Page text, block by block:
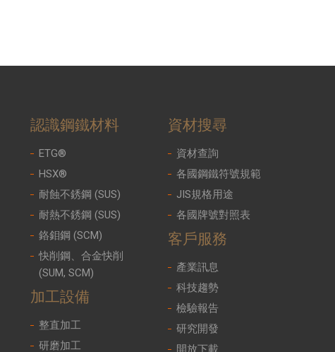
認識鋼鐵材料
ETG®
HSX®
耐蝕不銹鋼 (SUS)
耐熱不銹鋼 (SUS)
鉻鉬鋼 (SCM)
快削鋼、合金快削
(SUM, SCM)
加工設備
整直加工
研磨加工
資材搜尋
資材查詢
各國鋼鐵符號規範
JIS規格用途
各國牌號對照表
客戶服務
產業訊息
科技趨勢
檢驗報告
研究開發
開放下載